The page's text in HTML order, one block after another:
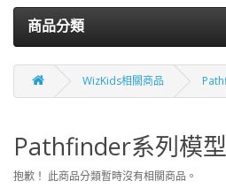
商品分類
WizKids相關商品
Pathfinder系列模型
抱歉！ 此商品分類暫時沒有相關商品。